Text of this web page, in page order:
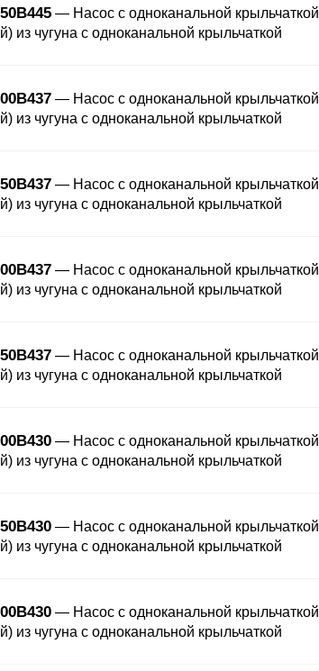
— Насос с одноканальной крыльчаткой
из чугуна с одноканальной крыльчаткой
— Насос с одноканальной крыльчаткой
из чугуна с одноканальной крыльчаткой
— Насос с одноканальной крыльчаткой
из чугуна с одноканальной крыльчаткой
— Насос с одноканальной крыльчаткой
из чугуна с одноканальной крыльчаткой
— Насос с одноканальной крыльчаткой
из чугуна с одноканальной крыльчаткой
— Насос с одноканальной крыльчаткой
из чугуна с одноканальной крыльчаткой
— Насос с одноканальной крыльчаткой
из чугуна с одноканальной крыльчаткой
— Насос с одноканальной крыльчаткой
из чугуна с одноканальной крыльчаткой